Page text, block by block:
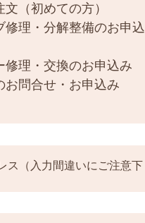
（初めての方）
修理・分解整備のお申込
修理・交換のお申込み
お問合せ・お申込み
ス（入力間違いにご注意下